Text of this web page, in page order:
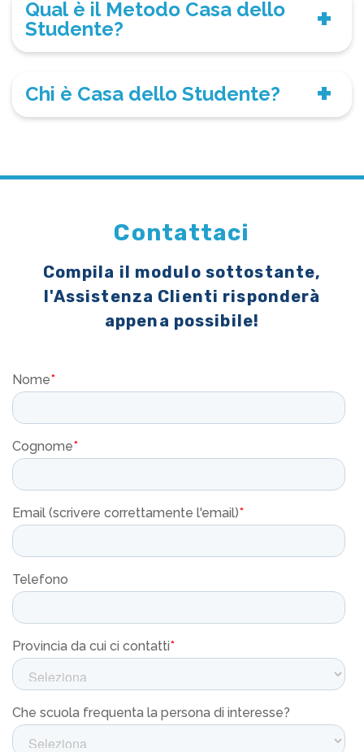
Qual è il Metodo Casa dello
Studente?
Chi è Casa dello Studente?
Contattaci
Compila il modulo sottostante,
l'Assistenza Clienti risponderà
appena possibile!